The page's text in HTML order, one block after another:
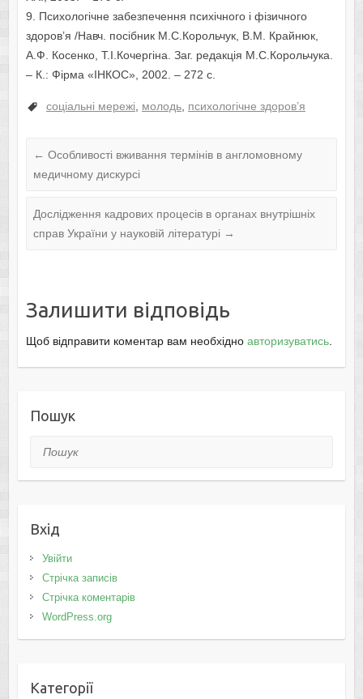
9. Психологічне забезпечення психічного і фізичного
здоров’я /Навч. посібник М.С.Корольчук, В.М. Крайнюк,
А.Ф. Косенко, Т.І.Кочергіна. Заг. редакція М.С.Корольчука.
– К.: Фірма «ІНКОС», 2002. – 272 с.
соціальні мережі, молодь, психологічне здоров’я
← Особливості вживання термінів в англомовному
медичному дискурсі
Дослідження кадрових процесів в органах внутрішніх
справ України у науковій літературі →
Залишити відповідь
Щоб відправити коментар вам необхідно авторизуватись.
Пошук
Пошук
Вхід
Увійти
Стрічка записів
Стрічка коментарів
WordPress.org
Категорії